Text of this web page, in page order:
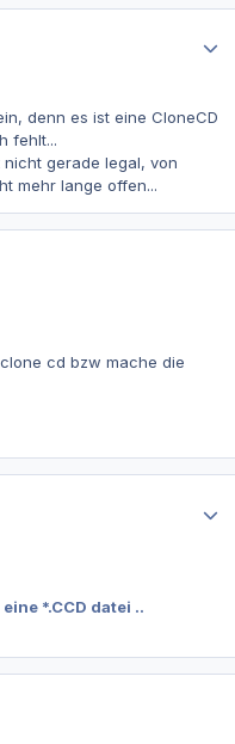
denn es ist eine CloneCD
fehlt...
gerade legal, von
mehr lange offen...
cd bzw mache die
*.CCD datei ..